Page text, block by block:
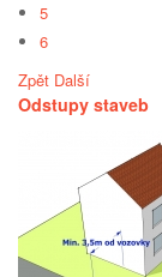
5
6
Zpět Další
Odstupy staveb